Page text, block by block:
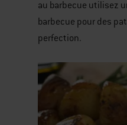
au barbecue utilisez
barbecue pour des
perfection.